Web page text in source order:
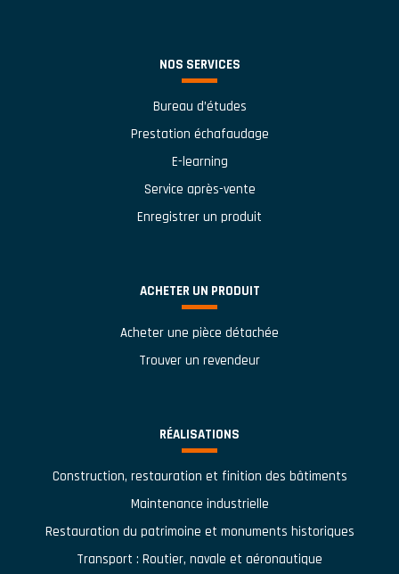
NOS SERVICES
Bureau d’études
Prestation échafaudage
E-learning
Service après-vente
Enregistrer un produit
ACHETER UN PRODUIT
Acheter une pièce détachée
Trouver un revendeur
RÉALISATIONS
Construction, restauration et finition des bâtiments
Maintenance industrielle
Restauration du patrimoine et monuments historiques
Transport : Routier, navale et aéronautique